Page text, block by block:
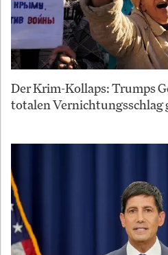
Der Krim-Kollaps: Trumps
totalen Vernichtungsschlag